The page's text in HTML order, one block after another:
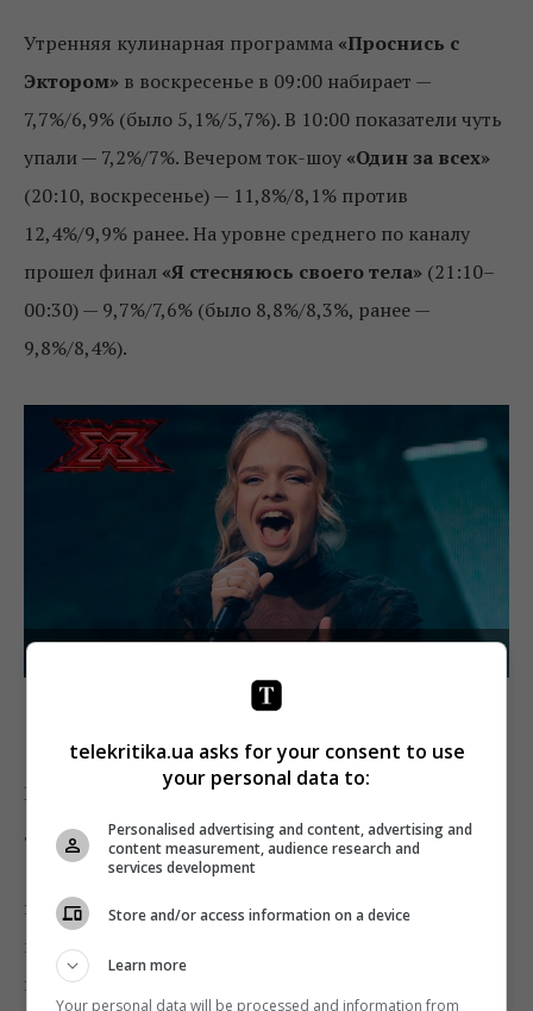
Утренняя кулинарная программа «Проснись с
Эктором» в воскресенье в 09:00 набирает —
7,7%/6,9% (было 5,1%/5,7%). В 10:00 показатели чуть
упали — 7,2%/7%. Вечером ток-шоу «Один за всех»
(20:10, воскресенье) — 11,8%/8,1% против
12,4%/9,9% ранее. На уровне среднего по каналу
прошел финал «Я стесняюсь своего тела» (21:10–
00:30) — 9,7%/7,6% (было 8,8%/8,3%, ранее —
9,8%/8,4%).
В пятницу юмористическое«Дизель шоу»
демонстрирует небольшой спад — 16,1%/18% (было
16,1%/18%, ранее — 16,9%/16,7%), на втором
повторном выпуске (21:20) показатели тоже
меньше, чем на позапрошлой неделе – 15%/16,4%
против 17,5%/18,7%. Тем не менее, это снова топ
telekritika.ua asks for your consent to use
your personal data to:
Personalised advertising and content, advertising and
content measurement, audience research and
services development
Store and/or access information on a device
Learn more
Your personal data will be processed and information from